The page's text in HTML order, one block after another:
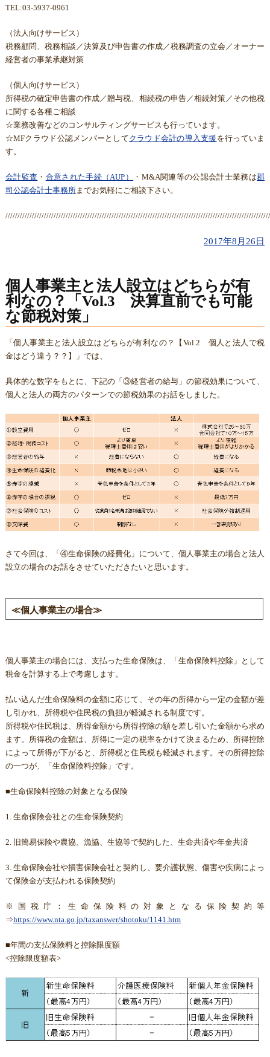
TEL:03-5937-0961
（法人向けサービス）
税務顧問、税務相談／決算及び申告書の作成／税務調査の立会／オーナー
経営者の事業承継対策
（個人向けサービス）
所得税の確定申告書の作成／贈与税、相続税の申告／相続対策／その他税
に関する各種ご相談
☆業務改善などのコンサルティングサービスも行っています。
☆MFクラウド公認メンバーとしてクラウド会計の導入支援 を行っていま
す。
会計監査 ・ 合意された手続（AUP） ・M&A関連等の公認会計士業務は郡
司公認会計士事務所までお気軽にご相談下さい。
2017年8月26日
個人事業主と法人設立はどちらが有
利なの？「Vol.3 決算直前でも可能
な節税対策」
「個人事業主と法人設立はどちらが有利なの？【Vol.2 個人と法人で税
金はどう違う？？】」では、
具体的な数字をもとに、下記の「③経営者の給与」の節税効果について、
個人と法人の両方のパターンでの節税効果のお話をしました。
さて今回は、「④生命保険の経費化」について、個人事業主の場合と法人
設立の場合のお話をさせていただきたいと思います。
≪個人事業主の場合≫
個人事業主の場合には、支払った生命保険は、「生命保険料控除」として
税金を計算する上で考慮します。
払い込んだ生命保険料の金額に応じて、その年の所得から一定の金額が差
し引かれ、所得税や住民税の負担が軽減される制度です。
所得税や住民税は、所得金額から所得控除の額を差し引いた金額から求め
ます。所得税の金額は、所得に一定の税率をかけて決まるため、所得控除
によって所得が下がると、所得税と住民税も軽減されます。その所得控除
の一つが、「生命保険料控除」です。
■生命保険料控除の対象となる保険
1. 生命保険会社との生命保険契約
2. 旧簡易保険や農協、漁協、生協等で契約した、生命共済や年金共済
3. 生命保険会社や損害保険会社と契約し、要介護状態、傷害や疾病によっ
て保険金が支払われる保険契約
※国税庁：生命保険料の対象となる保険契約等
⇒https://www.nta.go.jp/taxanswer/shotoku/1141.htm
■年間の支払保険料と控除限度額
<控除限度額表>